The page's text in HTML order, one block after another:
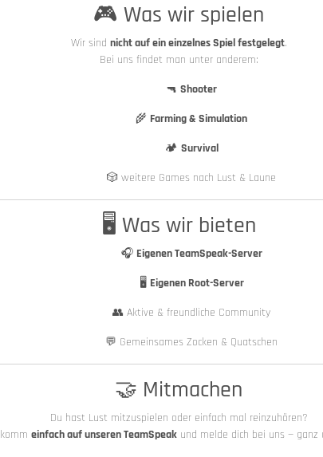
🎮 Was wir spielen
Wir sind nicht auf ein einzelnes Spiel festgelegt.
Bei uns findet man unter anderem:
🔫 Shooter
🌾 Farming & Simulation
🏕️ Survival
🎲 weitere Games nach Lust & Laune
🖥️ Was wir bieten
🎧 Eigenen TeamSpeak-Server
🖥️ Eigenen Root-Server
👥 Aktive & freundliche Community
💬 Gemeinsames Zocken & Quatschen
🤝 Mitmachen
Du hast Lust mitzuspielen oder einfach mal reinzuhören?
einfach auf unseren TeamSpeakund melde dich bei uns — ganz